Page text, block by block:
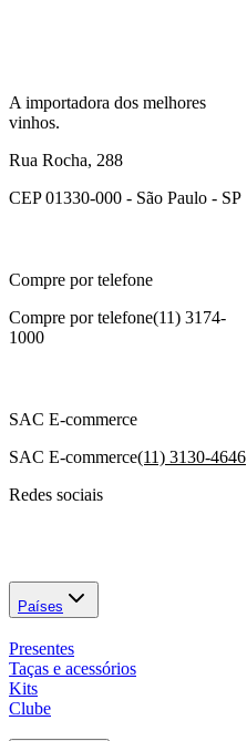
A importadora dos melhores
vinhos.
Rua Rocha, 288
CEP 01330-000 - São Paulo - SP
Compre por telefone
Compre por telefone(11) 3174-
1000
SAC E-commerce
SAC E-commerce(11) 3130-4646
Redes sociais
Países
Presentes
Taças e acessórios
Kits
Clube